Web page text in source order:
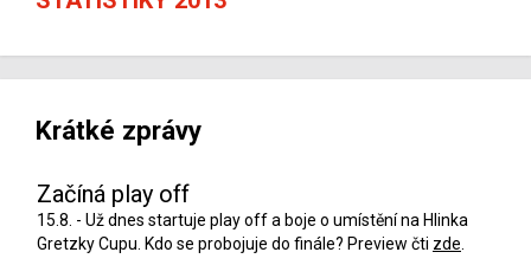
Krátké zprávy
Začíná play off
15.8. - Už dnes startuje play off a boje o umístění na Hlinka
Gretzky Cupu. Kdo se probojuje do finále? Preview čti zde